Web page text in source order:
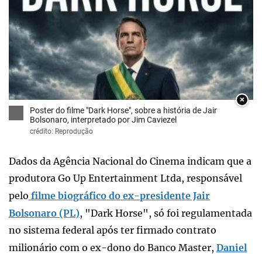
×
Poster do filme "Dark Horse", sobre a história de Jair
Bolsonaro, interpretado por Jim Caviezel
crédito: Reprodução
Dados da Agência Nacional do Cinema indicam que a
produtora Go Up Entertainment Ltda, responsável
pelo filme biográfico do ex-presidente Jair
Bolsonaro (PL), "Dark Horse", só foi regulamentada
no sistema federal após ter firmado contrato
milionário com o ex-dono do Banco Master, Daniel